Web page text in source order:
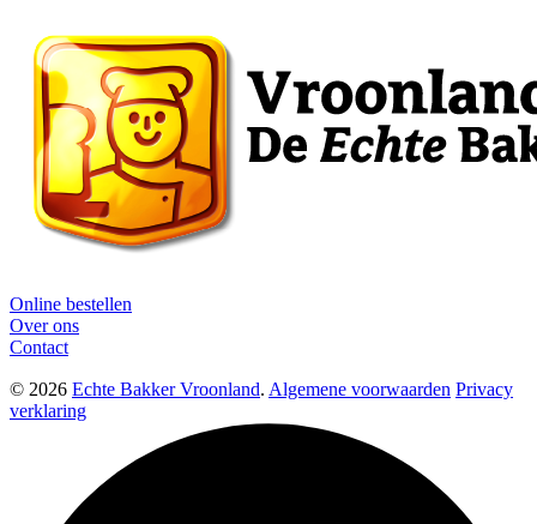
Online bestellen
Over ons
Contact
© 2026 Echte Bakker Vroonland. Algemene voorwaarden Privacy
verklaring